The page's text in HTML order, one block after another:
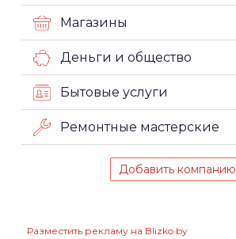
Магазины
Деньги и общество
Бытовые услуги
Ремонтные мастерские
Добавить компанию
Разместить рекламу на Blizko.by